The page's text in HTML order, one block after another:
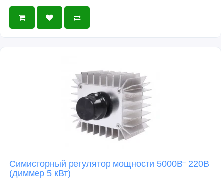
Симисторный регулятор мощности 5000Вт 220В
(диммер 5 кВт)